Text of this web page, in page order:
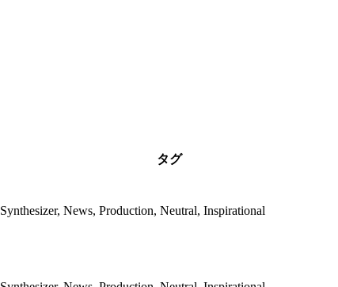
タグ
Synthesizer, News, Production, Neutral, Inspirational